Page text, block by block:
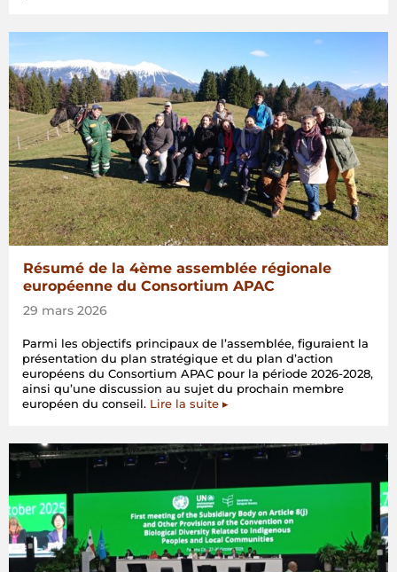
Résumé de la 4ème assemblée régionale
européenne du Consortium APAC
29 mars 2026
Parmi les objectifs principaux de l’assemblée, figuraient la
présentation du plan stratégique et du plan d’action
européens du Consortium APAC pour la période 2026-2028,
ainsi qu’une discussion au sujet du prochain membre
européen du conseil. Lire la suite ▸